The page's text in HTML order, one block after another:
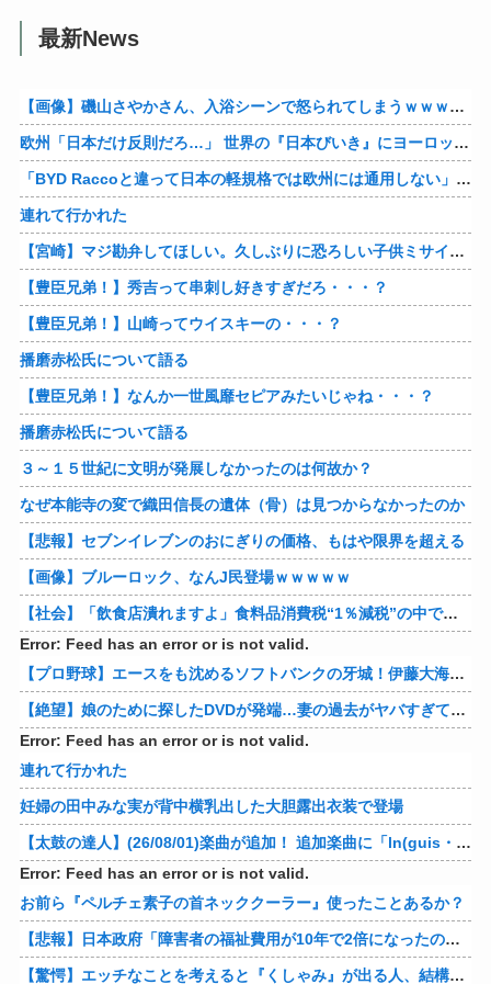
最新News
【画像】磯山さやかさん、入浴シーンで怒られてしまうｗｗｗｗｗｗ
欧州「日本だけ反則だろ…」 世界の『日本びいき』にヨーロッパ全土から不満の声
「BYD Raccoと違って日本の軽規格では欧州には通用しない」と自動車系ライターが示唆、だが速攻で反例を提示されて即落ち二コマ状態に……
連れて行かれた
【宮崎】マジ勘弁してほしい。久しぶりに恐ろしい子供ミサイルを見た。
【豊臣兄弟！】秀吉って串刺し好きすぎだろ・・・？
【豊臣兄弟！】山崎ってウイスキーの・・・？
播磨赤松氏について語る
【豊臣兄弟！】なんか一世風靡セピアみたいじゃね・・・？
播磨赤松氏について語る
３～１５世紀に文明が発展しなかったのは何故か？
なぜ本能寺の変で織田信長の遺体（骨）は見つからなかったのか
【悲報】セブンイレブンのおにぎりの価格、もはや限界を超える
【画像】ブルーロック、なんJ民登場ｗｗｗｗｗ
【社会】「飲食店潰れますよ」食料品消費税“1％減税”の中で上がる懸念 外食は10％で“9％”差に…一方で対象の弁当店でも悲痛な声「値下げできない…」
Error: Feed has an error or is not valid.
【プロ野球】エースをも沈めるソフトバンクの牙城！伊藤大海の対ホークス防御率から見るパリーグの厳しさ
【絶望】娘のために探したDVDが発端…妻の過去がヤバすぎてメンタル崩壊ｗｗｗｗ 他
Error: Feed has an error or is not valid.
連れて行かれた
妊婦の田中みな実が背中横乳出した大胆露出衣装で登場
【太鼓の達人】(26/08/01)楽曲が追加！ 追加楽曲に「ln(guis・tics) / Sephid」「Remnath / ぺのれり」の2曲が登場！！
Error: Feed has an error or is not valid.
お前ら『ペルチェ素子の首ネッククーラー』使ったことあるか？
【悲報】日本政府「障害者の福祉費用が10年で2倍になったので抑制します」
【驚愕】エッチなことを考えると『くしゃみ』が出る人、結構いると判明